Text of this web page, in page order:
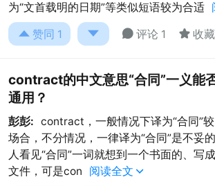
为“文首载明的日期”等类似短语较为合适
 赞同 1   评论 1  收藏
contract的中文意思“合同”一义能
通用？
彭彭: contract，一般情况下译为“合同”
场合，不分情况，一律译为“合同”是不妥
人看见“合同”一词就想到一个书面的、写
文件，可是con
阅读全文 